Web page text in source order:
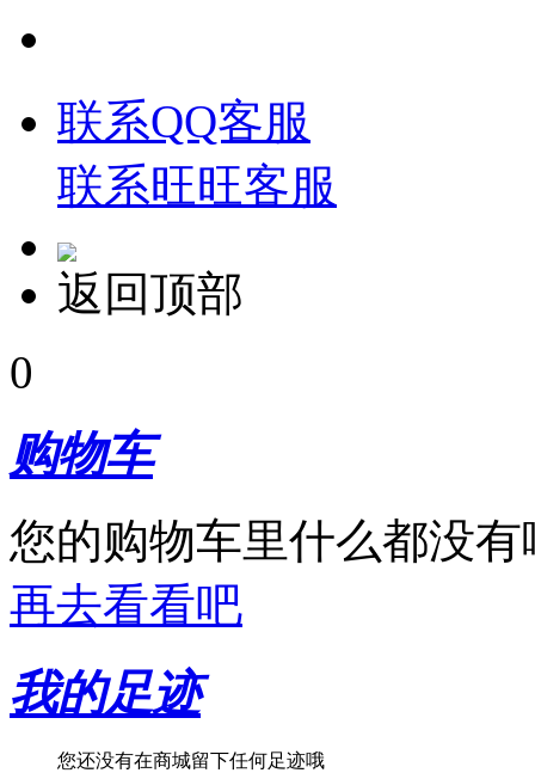
联系QQ客服
联系旺旺客服
返回顶部
0
购物车
您的购物车里什么都没有
再去看看吧
我的足迹
您还没有在商城留下任何足迹哦